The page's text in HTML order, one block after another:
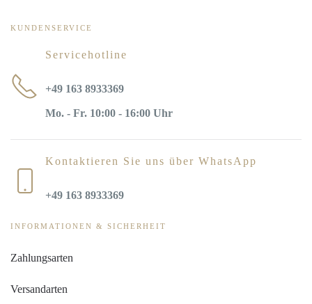
KUNDENSERVICE
Servicehotline
+49 163 8933369
Mo. - Fr. 10:00 - 16:00 Uhr
Kontaktieren Sie uns über WhatsApp
+49 163 8933369
INFORMATIONEN & SICHERHEIT
Zahlungsarten
Versandarten